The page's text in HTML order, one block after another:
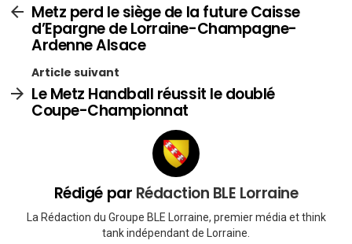
Metz perd le siège de la future Caisse
d’Epargne de Lorraine-Champagne-
Ardenne Alsace
Article suivant
Le Metz Handball réussit le doublé
Coupe-Championnat
Rédigé par Rédaction BLE Lorraine
La Rédaction du Groupe BLE Lorraine, premier média et think
tank indépendant de Lorraine.